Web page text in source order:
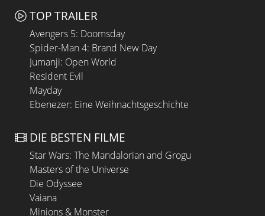
TOP TRAILER
Avengers 5: Doomsday
Spider-Man 4: Brand New Day
Jumanji: Open World
Resident Evil
Mayday
Ebenezer: Eine Weihnachtsgeschichte
DIE BESTEN FILME
Star Wars: The Mandalorian and Grogu
Masters of the Universe
Die Odyssee
Vaiana
Minions & Monster